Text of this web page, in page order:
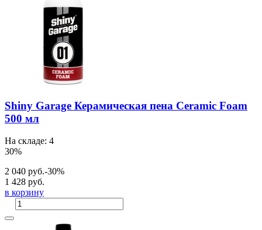
Shiny Garage Керамическая пена Ceramic Foam
500 мл
На складе: 4
30%
2 040 руб.-30%
1 428 руб.
в корзину